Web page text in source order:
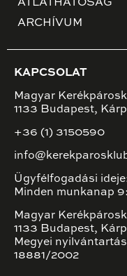
ÁTLÁTHATÓSÁG
ARCHÍVUM
KAPCSOLAT
Magyar
1133 Budapest,
+36 (1) 3150590
Ügyfélfogadási
Minden munkanap
Magyar
1133 Budapest,
Megyei
18881/2002